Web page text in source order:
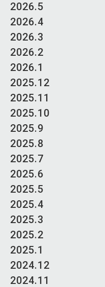
2026.5
2026.4
2026.3
2026.2
2026.1
2025.12
2025.11
2025.10
2025.9
2025.8
2025.7
2025.6
2025.5
2025.4
2025.3
2025.2
2025.1
2024.12
2024.11